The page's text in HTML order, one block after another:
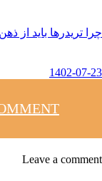
چرا تریدرها باید از
1402-07-23
Leave a comment